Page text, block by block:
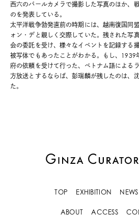
西六のパールカメラで撮影した写真のほか、
のを発表している。
太平洋戦争勃発直前の時期には、越南復国同
ォン・デと親しく交際していた。残された写
会の委託を受け、様々なイベントを記録する
被写体でもあったことがわかる。もし、1939
府の依頼を受けて行った、ベトナム語による
方放送とするならば、彭瑞麟が残したのは、
た。
TOP EXHIBITION NEWS
ABOUT ACCESS